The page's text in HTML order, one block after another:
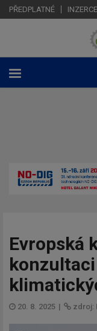
PŘEDPLATNÉ INZERCE
Evropská
20. 8. 2025 | zdroj: